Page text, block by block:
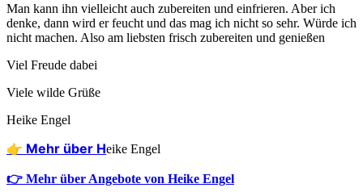
Man kann ihn viel­leicht auch zube­rei­ten und ein­frie­ren. Aber ich
den­ke, dann wird er feucht und das mag ich nicht so sehr. Wür­de ich
nicht machen. Also am liebs­ten frisch zube­rei­ten und genießen
Viel Freu­de dabei
Vie­le wil­de Grüße
Hei­ke Engel
👉 Mehr über Heike Engel
👉 Mehr über Angebote von Heike Engel